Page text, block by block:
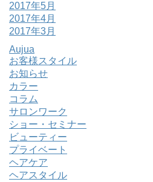
2017年5月
2017年4月
2017年3月
Aujua
お客様スタイル
お知らせ
カラー
コラム
サロンワーク
ショー・セミナー
ビューティー
プライベート
ヘアケア
ヘアスタイル